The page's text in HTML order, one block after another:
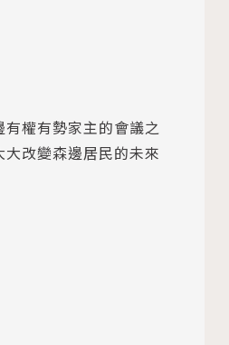
權有勢家主的會議之
改變森邊居民的未來